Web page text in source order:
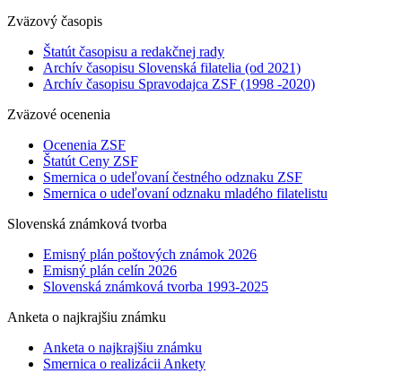
Zväzový časopis
Štatút časopisu a redakčnej rady
Archív časopisu Slovenská filatelia (od 2021)
Archív časopisu Spravodajca ZSF (1998 -2020)
Zväzové ocenenia
Ocenenia ZSF
Štatút Ceny ZSF
Smernica o udeľovaní čestného odznaku ZSF
Smernica o udeľovaní odznaku mladého filatelistu
Slovenská známková tvorba
Emisný plán poštových známok 2026
Emisný plán celín 2026
Slovenská známková tvorba 1993-2025
Anketa o najkrajšiu známku
Anketa o najkrajšiu známku
Smernica o realizácii Ankety